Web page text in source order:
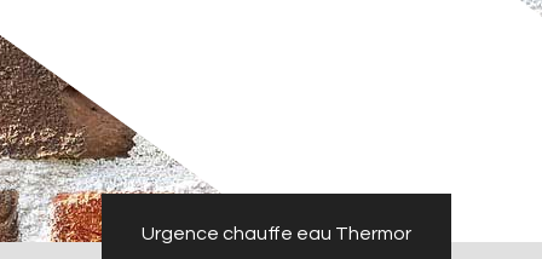
Urgence chauffe eau Thermor